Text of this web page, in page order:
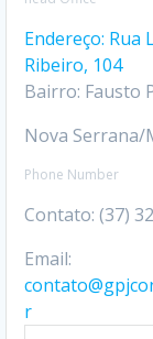
Endereço: Rua
Ribeiro, 104
Bairro: Fausto
Nova Serrana/
Phone Number
Contato: (37)
Email:
r